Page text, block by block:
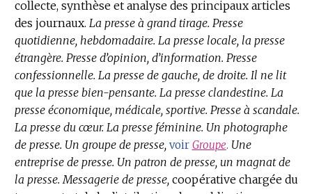
collecte, synthèse et analyse des principaux articles
des journaux. La presse à grand tirage. Presse
quotidienne, hebdomadaire. La presse locale, la presse
étrangère. Presse d’opinion, d’information. Presse
confessionnelle. La presse de gauche, de droite. Il ne lit
que la presse bien-pensante. La presse clandestine. La
presse économique, médicale, sportive. Presse à scandale.
La presse du cœur. La presse féminine. Un photographe
de presse. Un groupe de presse, voir Groupe. Une
entreprise de presse. Un patron de presse, un magnat de
la presse. Messagerie de presse, coopérative chargée du